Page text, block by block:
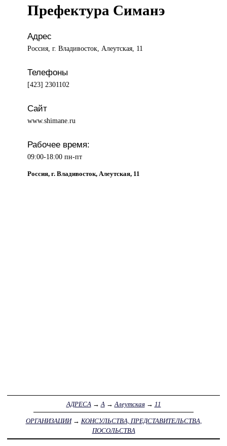
Префектура Симанэ
Адрес
Россия, г. Владивосток, Алеутская, 11
Телефоны
[423] 2301102
Сайт
www.shimane.ru
Рабочее время:
09:00-18:00 пн-пт
Россия, г. Владивосток, Алеутская, 11
АДРЕСА → А → Алеутская→ 11
ОРГАНИЗАЦИИ→ КОНСУЛЬСТВА, ПРЕДСТАВИТЕЛЬСТВА,
ПОСОЛЬСТВА